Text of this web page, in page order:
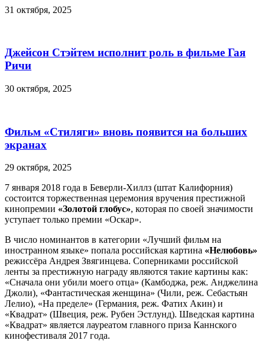
31 октября, 2025
Джейсон Стэйтем исполнит роль в фильме Гая
Ричи
30 октября, 2025
Фильм «Стиляги» вновь появится на больших
экранах
29 октября, 2025
7 января 2018 года в Беверли-Хиллз (штат Калифорния)
состоится торжественная церемония вручения престижной
кинопремии «Золотой глобус», которая по своей значимости
уступает только премии «Оскар».
В число номинантов в категории «Лучший фильм на
иностранном языке» попала российская картина «Нелюбовь»
режиссёра Андрея Звягинцева. Соперниками российской
ленты за престижную награду являются такие картины как:
«Сначала они убили моего отца» (Камбоджа, реж. Анджелина
Джоли), «Фантастическая женщина» (Чили, реж. Себастьян
Лелио), «На пределе» (Германия, реж. Фатих Акин) и
«Квадрат» (Швеция, реж. Рубен Эстлунд). Шведская картина
«Квадрат» является лауреатом главного приза Каннского
кинофестиваля 2017 года.